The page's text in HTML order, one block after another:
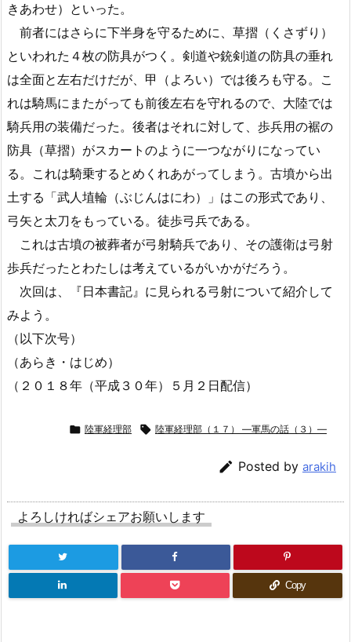
きあわせ）といった。
前者にはさらに下半身を守るために、草摺（くさずり）
といわれた４枚の防具がつく。剣道や銃剣道の防具の垂れ
は全面と左右だけだが、甲（よろい）では後ろも守る。こ
れは騎馬にまたがっても前後左右を守れるので、大陸では
騎兵用の装備だった。後者はそれに対して、歩兵用の裾の
防具（草摺）がスカートのように一つながりになってい
る。これは騎乗するとめくれあがってしまう。古墳から出
土する「武人埴輪（ぶじんはにわ）」はこの形式であり、
弓矢と太刀をもっている。徒歩弓兵である。
これは古墳の被葬者が弓射騎兵であり、その護衛は弓射
歩兵だったとわたしは考えているがいかがだろう。
次回は、『日本書記』に見られる弓射について紹介して
みよう。
（以下次号）
（あらき・はじめ）
（２０１８年（平成３０年）５月２日配信）
 陸軍経理部  陸軍経理部（１７） ―軍馬の話（３）―
 Posted by arakih
よろしければシェアお願いします
Copy